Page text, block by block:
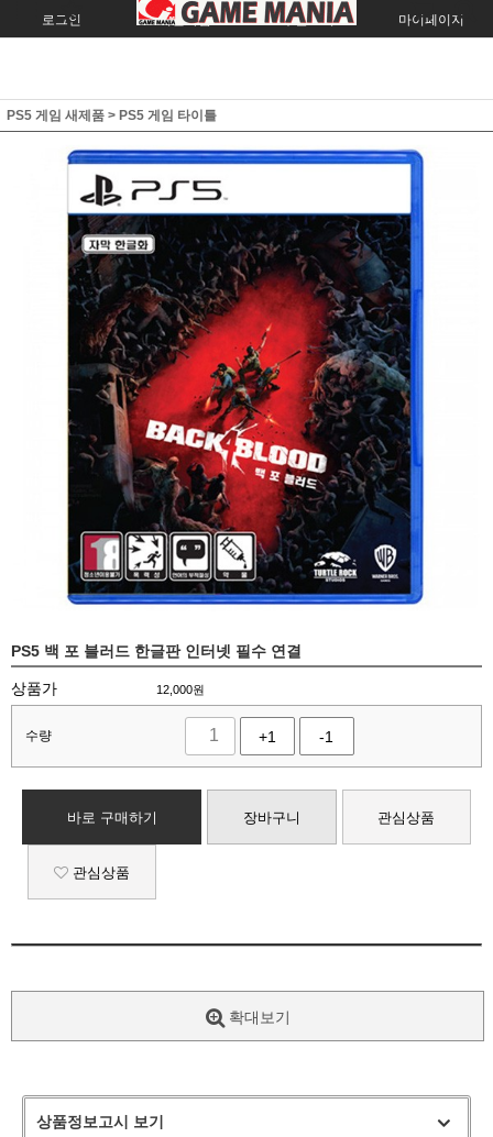
로그인 회원가입 주문조회 마이페이지
PS5 게임 새제품 > PS5 게임 타이틀
PS5 백 포 블러드 한글판 인터넷 필수 연결
상품가 12,000원
수량 +1 -1
바로 구매하기 장바구니 관심상품
관심상품
확대보기
상품정보고시 보기